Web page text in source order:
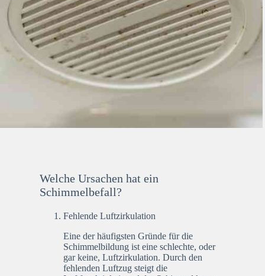
Welche Ursachen hat ein
Schimmelbefall?
Fehlende Luftzirkulation
Eine der häufigsten Gründe für die
Schimmelbildung ist eine schlechte, oder
gar keine, Luftzirkulation. Durch den
fehlenden Luftzug steigt die